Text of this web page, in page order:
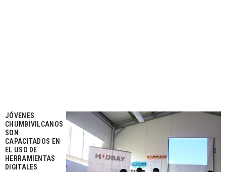
JÓVENES
CHUMBIVILCANOS
SON
CAPACITADOS EN
EL USO DE
HERRAMIENTAS
DIGITALES